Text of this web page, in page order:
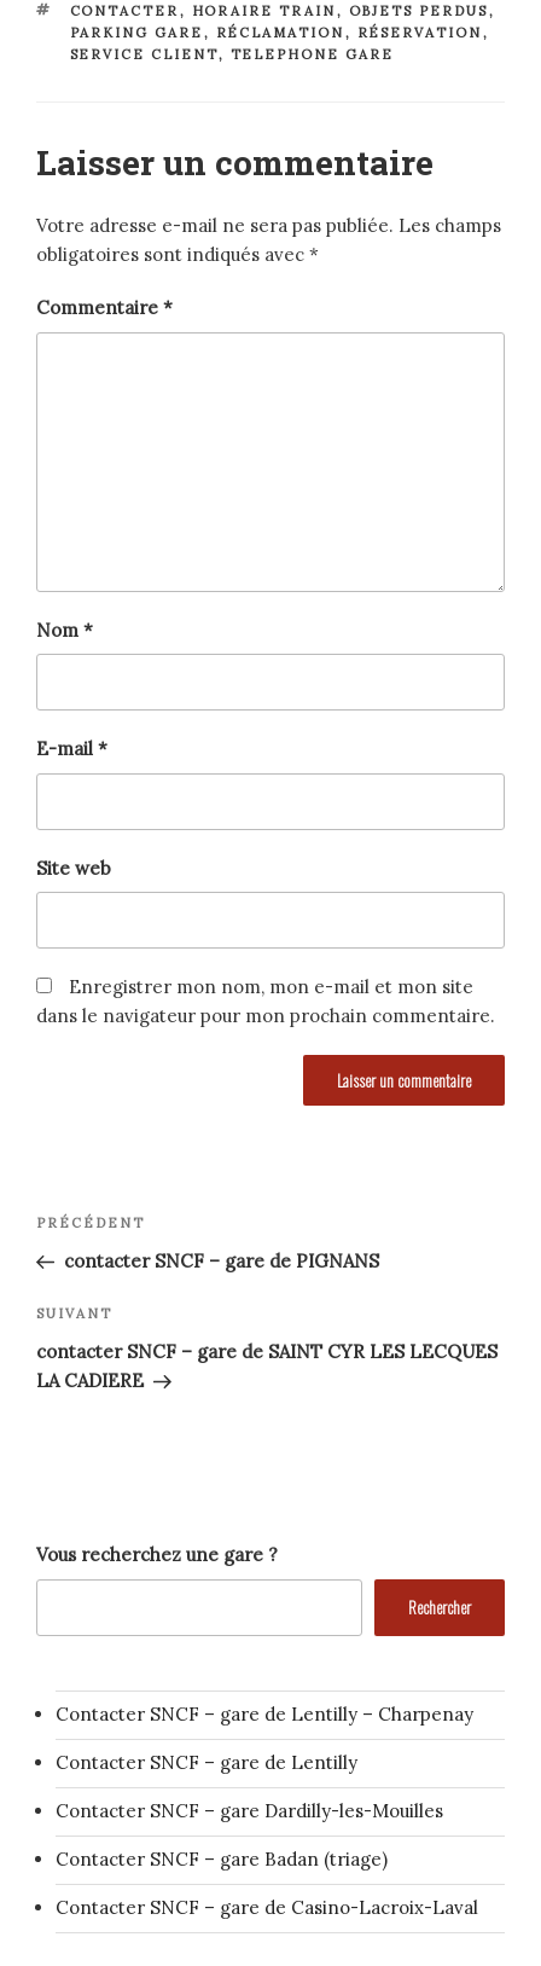
ÉTIQUETTES
CONTACTER, HORAIRE TRAIN , OBJETS PERDUS,
PARKING GARE , RÉCLAMATION , RÉSERVATION ,
SERVICE CLIENT, TELEPHONE GARE
Laisser un commentaire
Votre adresse e-mail ne sera pas publiée. Les champs
obligatoires sont indiqués avec *
Commentaire *
Nom *
E-mail *
Site web
Enregistrer mon nom, mon e-mail et mon site
dans le navigateur pour mon prochain commentaire.
Navigation
de
l’article
Article
précédent
PRÉCÉDENT
contacter SNCF – gare de PIGNANS
Article
suivant
SUIVANT
contacter SNCF – gare de SAINT CYR LES LECQUES
LA CADIERE
Vous recherchez une gare ?
Rechercher
Contacter SNCF – gare de Lentilly – Charpenay
Contacter SNCF – gare de Lentilly
Contacter SNCF – gare Dardilly-les-Mouilles
Contacter SNCF – gare Badan (triage)
Contacter SNCF – gare de Casino-Lacroix-Laval